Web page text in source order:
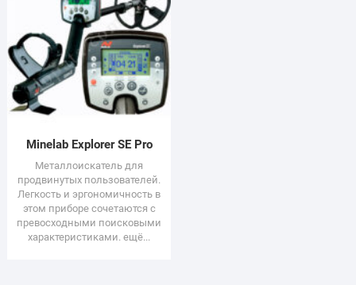
Minelab Explorer SE Pro
Металлоискатель для
продвинутых пользователей.
Легкость и эргономичность в
этом приборе сочетаются с
превосходными поисковыми
характеристиками. ещё...